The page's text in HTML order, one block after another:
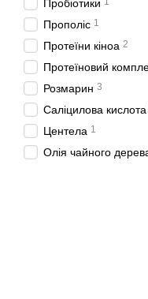
Пробіотики
Прополіс 1
Протеїни кіноа 2
Протеїновий
Розмарин 3
Саліцилова кислота
Центела 1
Oлія чайного